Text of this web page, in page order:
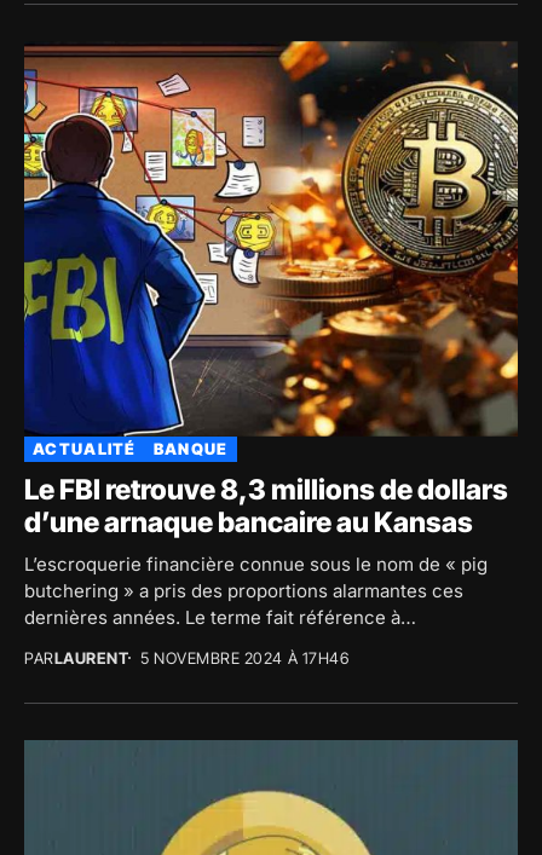
ACTUALITÉ BANQUE
Le FBI retrouve 8,3 millions de dollars
d’une arnaque bancaire au Kansas
L’escroquerie financière connue sous le nom de « pig
butchering » a pris des proportions alarmantes ces
dernières années. Le terme fait référence à
PARLAURENT 5 NOVEMBRE 2024 À 17H46